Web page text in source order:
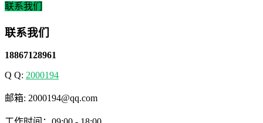
联系我们
联系我们
18867128961
Q Q: 2000194
邮箱: 2000194@qq.com